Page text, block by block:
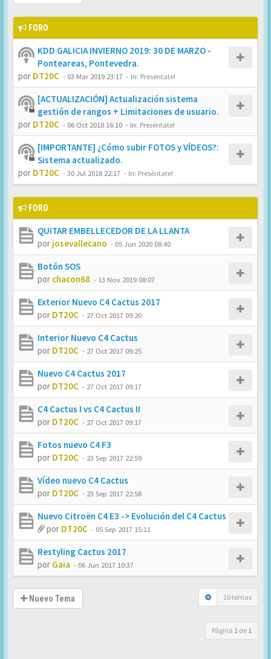
FORO
KDD GALICIA INVIERNO 2019: 30 DE MARZO -
Ponteareas, Pontevedra.
por DT20C - 03 Mar 2019 23:17 - In: Preséntate!
[ACTUALIZACIÓN] Actualización sistema
gestión de rangos + Limitaciones de usuario.
por DT20C - 06 Oct 2018 16:10 - In: Preséntate!
[IMPORTANTE] ¿Cómo subir FOTOS y VÍDEOS?:
Sistema actualizado.
por DT20C -30 Jul 2018 22:17 - In: Preséntate!
FORO
QUITAR EMBELLECEDOR DE LA LLANTA
por josevallecano - 05 Jun 2020 08:40
Botón SOS
por chacon68 - 13 Nov 2019 08:07
Exterior Nuevo C4 Cactus 2017
por DT20C - 27 Oct 2017 09:20
Interior Nuevo C4 Cactus
por DT20C - 27 Oct 2017 09:25
Nuevo C4 Cactus 2017
por DT20C - 27 Oct 2017 09:17
C4 Cactus I vs C4 Cactus II
por DT20C - 27 Oct 2017 09:17
Fotos nuevo C4 F3
por DT20C - 23 Sep 2017 22:59
Vídeo nuevo C4 Cactus
por DT20C - 23 Sep 2017 22:58
Nuevo Citroën C4 E3 -> Evolución del C4 Cactus
por DT20C - 05 Sep 2017 15:11
Restyling Cactus 2017
por Gaia - 06 Jun 2017 10:37
Nuevo Tema 10 temas
Página 1 de 1